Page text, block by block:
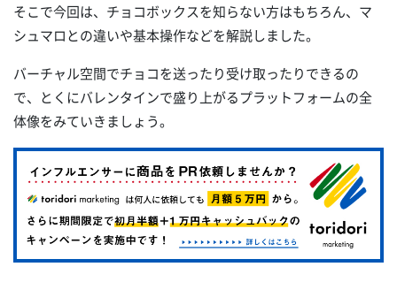
そこで今回は、チョコボックスを知らない方はもちろん、マ
シュマロとの違いや基本操作などを解説しました。
バーチャル空間でチョコを送ったり受け取ったりできるの
で、とくにバレンタインで盛り上がるプラットフォームの全
体像をみていきましょう。